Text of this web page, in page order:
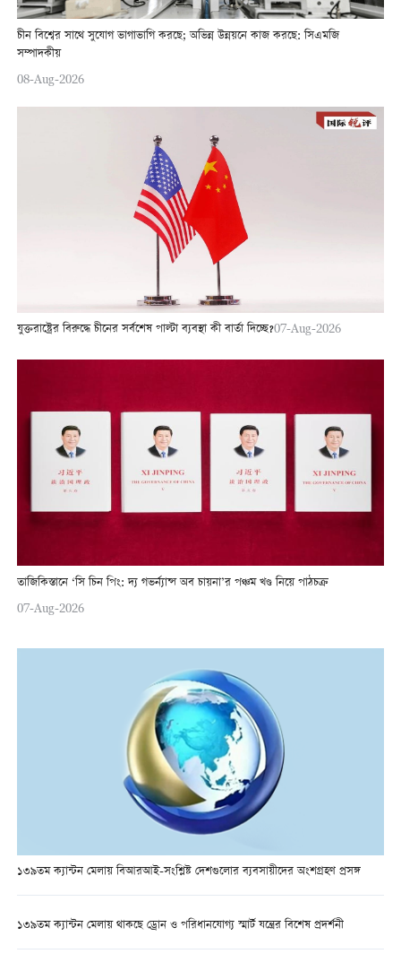
চীন বিশ্বের সাথে সুযোগ ভাগাভাগি করছে; অভিন্ন উন্নয়নে কাজ করছে: সিএমজি
সম্পাদকীয়
08-Aug-2026
যুক্তরাষ্ট্রের বিরুদ্ধে চীনের সর্বশেষ পাল্টা ব্যবস্থা কী বার্তা দিচ্ছে?07-Aug-2026
তাজিকিস্তানে ‘সি চিন পিং: দ্য গভর্ন্যান্স অব চায়না’র পঞ্চম খণ্ড নিয়ে পাঠচক্র
07-Aug-2026
১৩৯তম ক্যান্টন মেলায় বিআরআই-সংশ্লিষ্ট দেশগুলোর ব্যবসায়ীদের অংশগ্রহণ প্রসঙ্গ
১৩৯তম ক্যান্টন মেলায় থাকছে ড্রোন ও পরিধানযোগ্য স্মার্ট যন্ত্রের বিশেষ প্রদর্শনী